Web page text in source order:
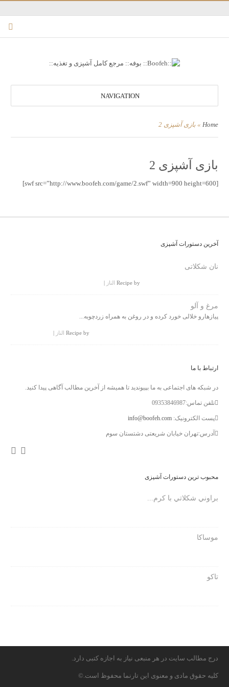
NAVIGATION
Home
» بازی آشپزی 2
بازی آشپزی 2
[swf src=”http://www.boofeh.com/game/2.swf” width=900 height=600]
آخرین دستورات آشپزی
نان شکلاتی
Recipe by الناز |
مرغ و آلو
پیازهارو خلالی خورد کرده و در روغن به همراه زردچوبه...
Recipe by الناز
ارتباط با ما
در شبکه های اجتماعی به ما بپیوندید تا همیشه از آخرین مطالب آگاهی پیدا کنید.
تلفن تماس:09353846987
پست الکترونیک:info@boofeh.com
آدرس:تهران خیابان شریعتی دشتستان سوم
محبوب ترین دستورات آشپزی
براوني شكلاتي با كرم...
موساکا
تاكو
درج مطالب سایت در هر منبعی نیاز به اجازه کتبی دارد.
کلیه حقوق مادی و معنوی این تارنما محفوظ است.©